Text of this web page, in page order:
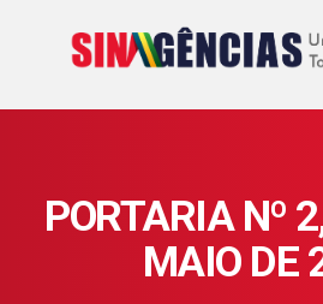
PORTARIA Nº
MAIO DE